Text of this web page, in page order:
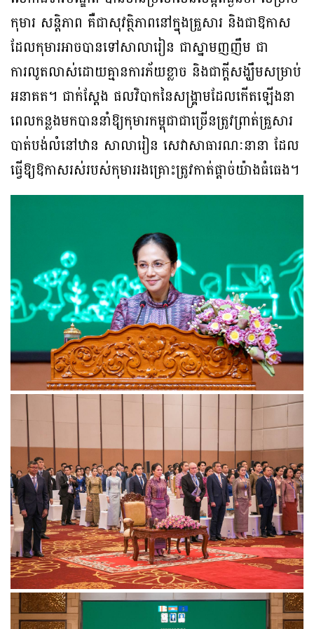
កុមារ សន្តិភាព គឺជាសុវត្ថិភាពនៅក្នុងគ្រួសារ និងជាឱកាស
ដែលកុមារអាចបានទៅសាលារៀន ជាស្នាមញញឹម ជា
ការលូតលាស់ដោយគ្មានការភ័យខ្លាច និងជាក្តីសង្ឃឹមសម្រាប់
អនាគត។ ជាក់ស្តែង ផលវិបាកនៃសង្គ្រាមដែលកើតឡើងនា
ពេលកន្លងមកបាននាំឱ្យកុមារកម្ពុជាជាច្រើនត្រូវព្រាត់គ្រួសារ
បាត់បង់លំនៅឋាន សាលារៀន សេវាសាធារណៈនានា ដែល
ធ្វើឱ្យឱកាសរស់របស់កុមាររងគ្រោះត្រូវកាត់ផ្តាច់យ៉ាងធំធេង។